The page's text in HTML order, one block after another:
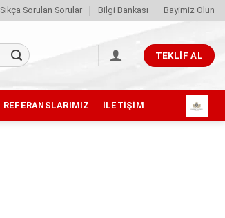
Sıkça Sorulan Sorular Bilgi Bankası Bayimiz Olun
TEKLIF AL
REFERANSLARIMIZ İLETIŞIM